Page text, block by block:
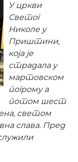
У цркви
Светог
Николе у
Приштини,
која је
страдала у
мартовском
погрому а
потом шест
светом
слава. Пред